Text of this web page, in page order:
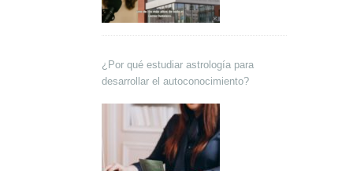
¿Por qué estudiar astrología para
desarrollar el autoconocimiento?